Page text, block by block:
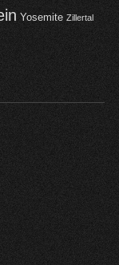
Yosemite Zillertal